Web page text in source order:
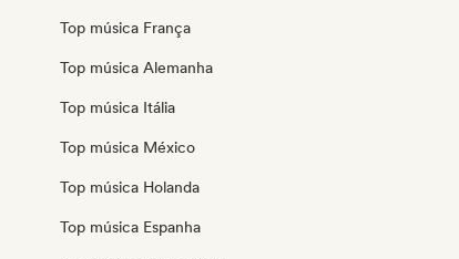
Top música França
Top música Alemanha
Top música Itália
Top música México
Top música Holanda
Top música Espanha